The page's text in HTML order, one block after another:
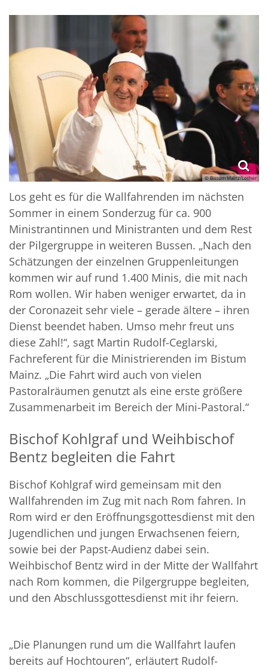
© Bistum Mainz/Lother
Los geht es für die Wallfahrenden im nächsten
Sommer in einem Sonderzug für ca. 900
Ministrantinnen und Ministranten und dem Rest
der Pilgergruppe in weiteren Bussen. „Nach den
Schätzungen der einzelnen Gruppenleitungen
kommen wir auf rund 1.400 Minis, die mit nach
Rom wollen. Wir haben weniger erwartet, da in
der Coronazeit sehr viele – gerade ältere – ihren
Dienst beendet haben. Umso mehr freut uns
diese Zahl!“, sagt Martin Rudolf-Ceglarski,
Fachreferent für die Ministrierenden im Bistum
Mainz. „Die Fahrt wird auch von vielen
Pastoralräumen genutzt als eine erste größere
Zusammenarbeit im Bereich der Mini-Pastoral.“
Bischof Kohlgraf und Weihbischof
Bentz begleiten die Fahrt
Bischof Kohlgraf wird gemeinsam mit den
Wallfahrenden im Zug mit nach Rom fahren. In
Rom wird er den Eröffnungsgottesdienst mit den
Jugendlichen und jungen Erwachsenen feiern,
sowie bei der Papst-Audienz dabei sein.
Weihbischof Bentz wird in der Mitte der Wallfahrt
nach Rom kommen, die Pilgergruppe begleiten,
und den Abschlussgottesdienst mit ihr feiern.
„Die Planungen rund um die Wallfahrt laufen
bereits auf Hochtouren“, erläutert Rudolf-